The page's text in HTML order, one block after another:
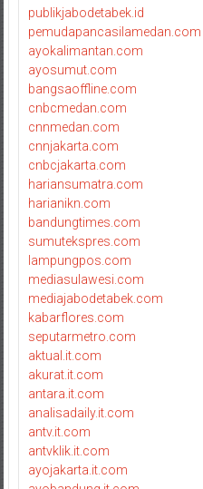
publikjabodetabek.id
pemudapancasilamedan.com
ayokalimantan.com
ayosumut.com
bangsaoffline.com
cnbcmedan.com
cnnmedan.com
cnnjakarta.com
cnbcjakarta.com
hariansumatra.com
harianikn.com
bandungtimes.com
sumutekspres.com
lampungpos.com
mediasulawesi.com
mediajabodetabek.com
kabarflores.com
seputarmetro.com
aktual.it.com
akurat.it.com
antara.it.com
analisadaily.it.com
antv.it.com
antvklik.it.com
ayojakarta.it.com